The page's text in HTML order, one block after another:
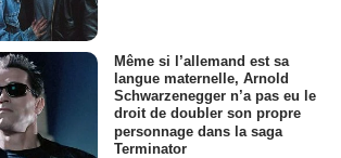
Même si l’allemand est sa
langue maternelle, Arnold
Schwarzenegger n’a pas eu le
droit de doubler son propre
personnage dans la saga
Terminator